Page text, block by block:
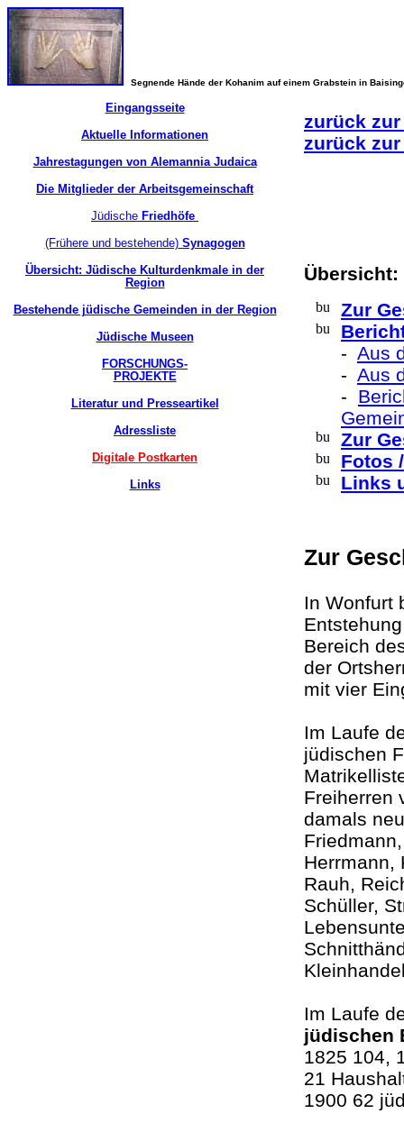
Segnende Hände der Kohanim auf einem Grabstein in
Eingangsseite
Aktuelle Informationen
Jahrestagungen von Alemannia Judaica
Die Mitglieder der Arbeitsgemeinschaft
Jüdische Friedhöfe
(Frühere und bestehende)Synagogen
Übersicht: Jüdische Kulturdenkmale in der
Region
Bestehende jüdische Gemeinden in der Region
Jüdische Museen
FORSCHUNGS-
PROJEKTE
Literatur und Presseartikel
Adressliste
Digitale Postkarten
Links
zurück
zurück
Übersicht:
Zur
- Aus
- Aus
-
Zur
Fotos
Links
Zur
In Wonfurt
Bereich
der
mit vier
Im Laufe
jüdischen
Freiherren
damals
Herrmann,
Rauh,
Schüller,
Im Laufe
jüdischen
1825 104,
21
1900 62